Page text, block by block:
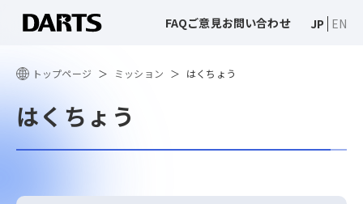
FAQご意見お問い合わせ JP EN
トップページ ミッション はくちょう
はくちょう